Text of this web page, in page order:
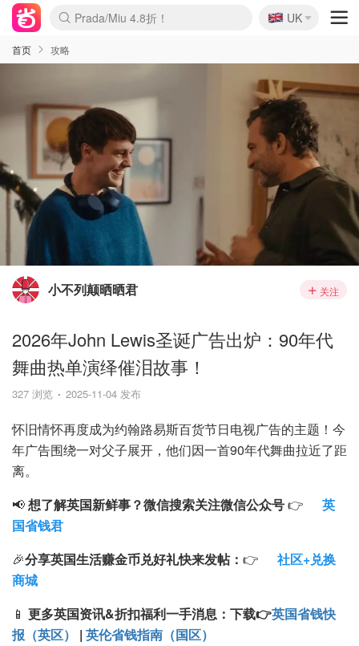
Prada/Miu 4.8折！
🇬🇧
UK
首页 攻略
小不列颠晒晒君 关注
2026年John Lewis圣诞广告出炉：90年代
舞曲热单演绎催泪故事！
327 浏览 2025-11-04 发布
怀旧情怀再度成为约翰路易斯百货节日电视广告的主题！今
年广告围绕一对父子展开，他们因一首90年代舞曲拉近了距
离。
📢想了解英国新鲜事？微信搜索关注微信公众号👉
英
国省钱君
🎉分享英国生活赚金币兑好礼快来发帖： 👉
社区+兑换
商城
📱 更多英国资讯&折扣福利一手消息： 下载👉英国省钱快
报（英区）
| 英伦省钱指南（国区）